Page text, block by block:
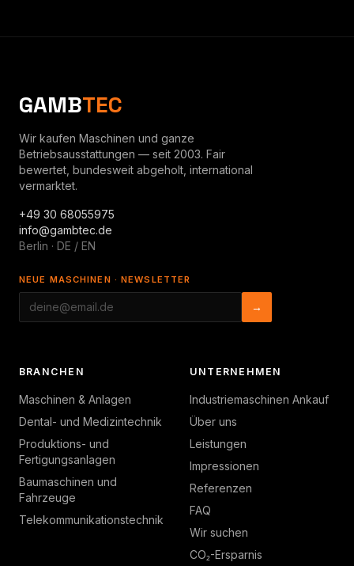
GAMBTEC
Wir kaufen Maschinen und ganze
Betriebsausstattungen — seit 2003. Fair
bewertet, bundesweit abgeholt, international
vermarktet.
+49 30 68055975
info@gambtec.de
Berlin · DE / EN
NEUE MASCHINEN · NEWSLETTER
→
BRANCHEN
Maschinen & Anlagen
Dental- und Medizintechnik
Produktions- und
Fertigungsanlagen
Baumaschinen und
Fahrzeuge
Telekommunikationstechnik
UNTERNEHMEN
Industriemaschinen Ankauf
Über uns
Leistungen
Impressionen
Referenzen
FAQ
Wir suchen
CO₂-Ersparnis